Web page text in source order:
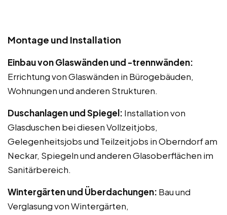
Montage und Installation
Einbau von Glaswänden und -trennwänden:
Errichtung von Glaswänden in Bürogebäuden,
Wohnungen und anderen Strukturen.
Duschanlagen und Spiegel: Installation von
Glasduschen bei diesen Vollzeitjobs,
Gelegenheitsjobs und Teilzeitjobs in Oberndorf am
Neckar, Spiegeln und anderen Glasoberflächen im
Sanitärbereich.
Wintergärten und Überdachungen: Bau und
Verglasung von Wintergärten,